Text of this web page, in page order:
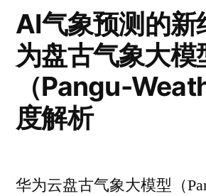
AI气象预测的新
为盘古气象大模
（Pangu-
度解析
华为云盘古气象大模型（